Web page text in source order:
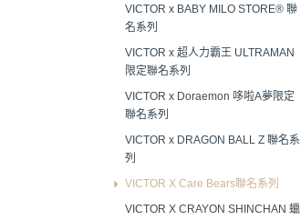
VICTOR x BABY MILO STORE® 聯
名系列
VICTOR x 超人力霸王 ULTRAMAN
限定聯名系列
VICTOR x Doraemon 哆啦A夢限定
聯名系列
VICTOR x DRAGON BALL Z 聯名系
列
VICTOR X Care Bears聯名系列
VICTOR X CRAYON SHINCHAN 蠟